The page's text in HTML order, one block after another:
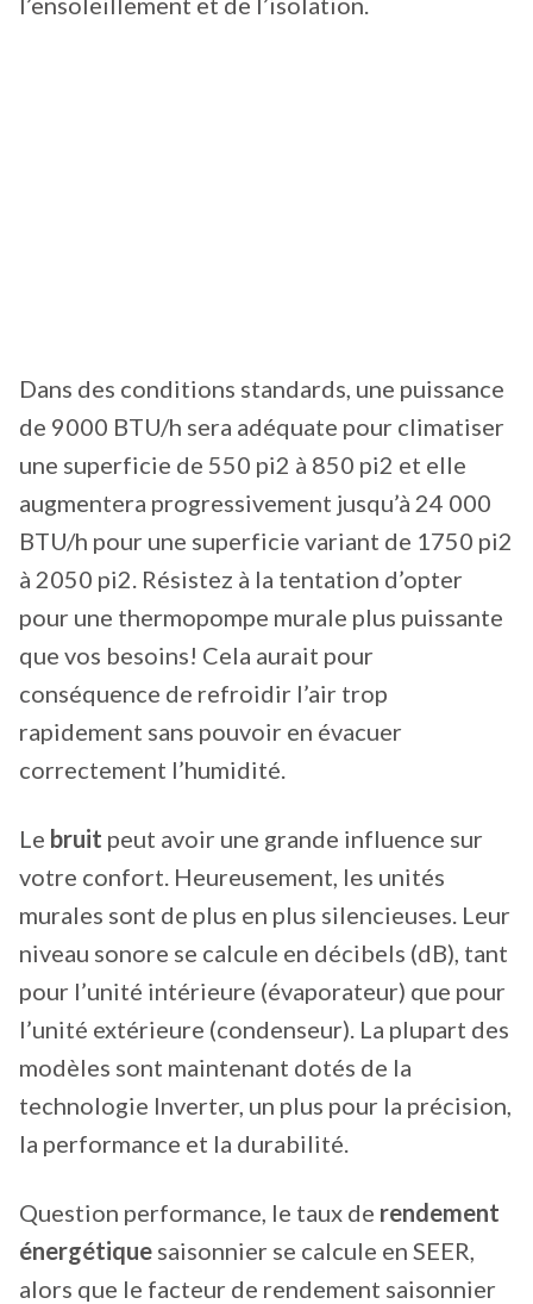
Dans des conditions standards, une puissance
de 9000 BTU/h sera adéquate pour climatiser
une superficie de 550 pi2 à 850 pi2 et elle
augmentera progressivement jusqu’à 24 000
BTU/h pour une superficie variant de 1750 pi2
à 2050 pi2. Résistez à la tentation d’opter
pour une thermopompe murale plus puissante
que vos besoins! Cela aurait pour
conséquence de refroidir l’air trop
rapidement sans pouvoir en évacuer
correctement l’humidité.
Le bruit peut avoir une grande influence sur
votre confort. Heureusement, les unités
murales sont de plus en plus silencieuses. Leur
niveau sonore se calcule en décibels (dB), tant
pour l’unité intérieure (évaporateur) que pour
l’unité extérieure (condenseur). La plupart des
modèles sont maintenant dotés de la
technologie Inverter, un plus pour la précision,
la performance et la durabilité.
Question performance, le taux de rendement
énergétique saisonnier se calcule en SEER,
alors que le facteur de rendement saisonnier